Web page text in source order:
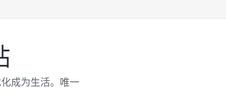
成为生活。唯一